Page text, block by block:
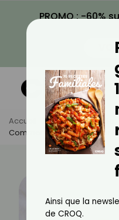
PROMO : -60%
Accueil Actus
Famille
Comment Réussir À
Ainsi que la
de CROQ.